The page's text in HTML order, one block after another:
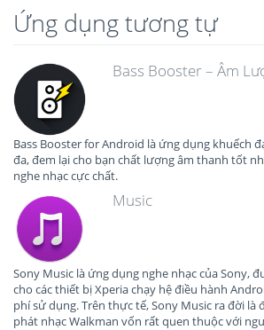
Ứng dụng tương tự
Bass Booster – Âm
Bass Booster for Android là ứng dụng khuếch
đa, đem lại cho bạn chất lượng âm thanh tốt
nghe nhạc cực chất.
Music
Sony Music là ứng dụng nghe nhạc của Sony,
cho các thiết bị Xperia chạy hệ điều hành
phí sử dụng. Trên thực tế, Sony Music ra đời là
phát nhạc Walkman vốn rất quen thuộc với